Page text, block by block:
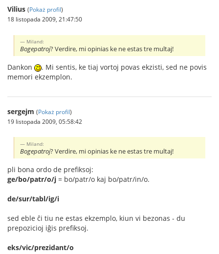
Vilius (Pokaż profil)
18 listopada 2009, 21:47:50
Miland:
Bogepatroj? Verdire, mi opinias ke ne estas tre multaj!
Dankon
. Mi sentis, ke tiaj vortoj povas ekzisti, sed ne povis
memori ekzemplon.
sergejm (Pokaż profil)
19 listopada 2009, 05:58:42
Miland:
Bogepatroj? Verdire, mi opinias ke ne estas tre multaj!
pli bona ordo de prefiksoj:
ge/bo/patr/o/j = bo/patr/o kaj bo/patr/in/o.
de/sur/tabl/ig/i
sed eble ĉi tiu ne estas ekzemplo, kiun vi bezonas - du
prepozicioj iĝis prefiksoj.
eks/vic/prezidant/o